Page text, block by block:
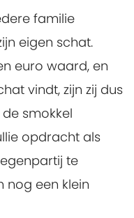
familie
eigen schat.
euro waard, en
vindt, zijn zij dus
smokkel
opdracht als
te
nog een klein